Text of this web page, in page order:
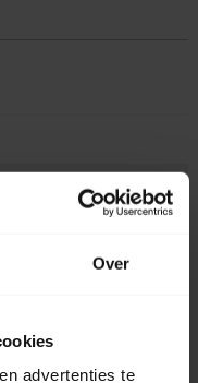
Over
advertenties te